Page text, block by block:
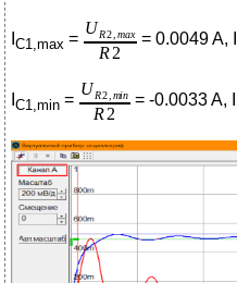
С1,max = = 0.0049 A, I
С1,min = = -0.0033 A, I